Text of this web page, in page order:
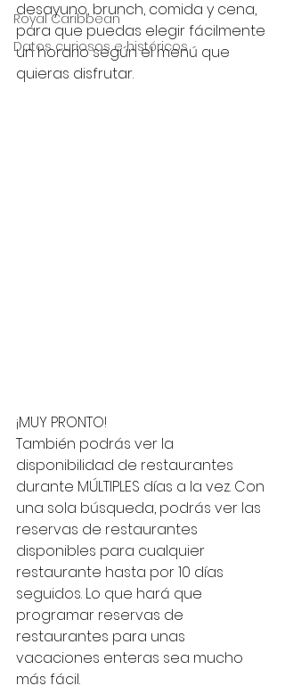
Royal Caribbean
Datos curiosos e históricos
desayuno, brunch, comida y cena,
para que puedas elegir fácilmente
un horario según el menú que
quieras disfrutar.
¡MUY PRONTO!
También podrás ver la
disponibilidad de restaurantes
durante MÚLTIPLES días a la vez. Con
una sola búsqueda, podrás ver las
reservas de restaurantes
disponibles para cualquier
restaurante hasta por 10 días
seguidos. Lo que hará que
programar reservas de
restaurantes para unas
vacaciones enteras sea mucho
más fácil.